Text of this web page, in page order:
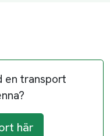
en transport
här